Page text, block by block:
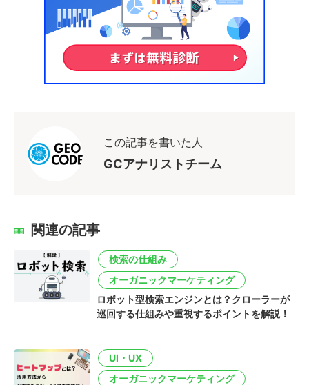
この記事を書いた人
GCアナリストチーム
関連の記事
検索の仕組み
オーガニックマーケティング
ロボット型検索エンジンとは？クローラーが
巡回する仕組みや重視するポイントを解説！
UI・UX
オーガニックマーケティング